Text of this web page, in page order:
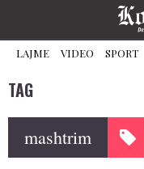
LAJME VIDEO SPORT
TAG
mashtrim